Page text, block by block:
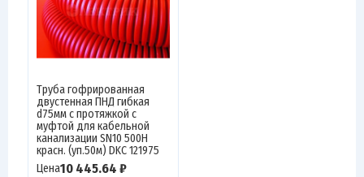
Труба гофрированная
двустенная ПНД гибкая
d75мм с протяжкой с
муфтой для кабельной
канализации SN10 500Н
красн. (уп.50м) DKC 121975
Цена10 445.64 ₽